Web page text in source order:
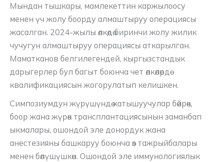
Мындан тышкары, мамлекеттин каржылоосу
менен үч жолу боорду алмаштыруу операциясы
жасалган. 2024-жылы өлкөдө биринчи жолу жилик
чучугун алмаштыруу операциясы аткарылган.
Маматканов белгилегендей, кыргызстандык
дарыгерлер бул багыт боюнча чет өлкөлөрдө
квалификациясын жогорулатып келишкен.
Симпозиумдун жүрүшүндө катышуучулар бөйрөк,
боор жана жүрөк трансплантациясынын заманбап
ыкмалары, ошондой эле донордук жана
анестезияны башкаруу боюнча өз тажрыйбалары
менен бөлүшүшкөн. Ошондой эле иммунологиялык